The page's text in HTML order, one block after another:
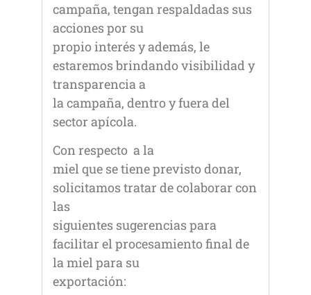
campaña, tengan respaldadas sus
acciones por su
propio interés y además, le
estaremos brindando visibilidad y
transparencia a
la campaña, dentro y fuera del
sector apícola.
Con respecto a la
miel que se tiene previsto donar,
solicitamos tratar de colaborar con
las
siguientes sugerencias para
facilitar el procesamiento final de
la miel para su
exportación: